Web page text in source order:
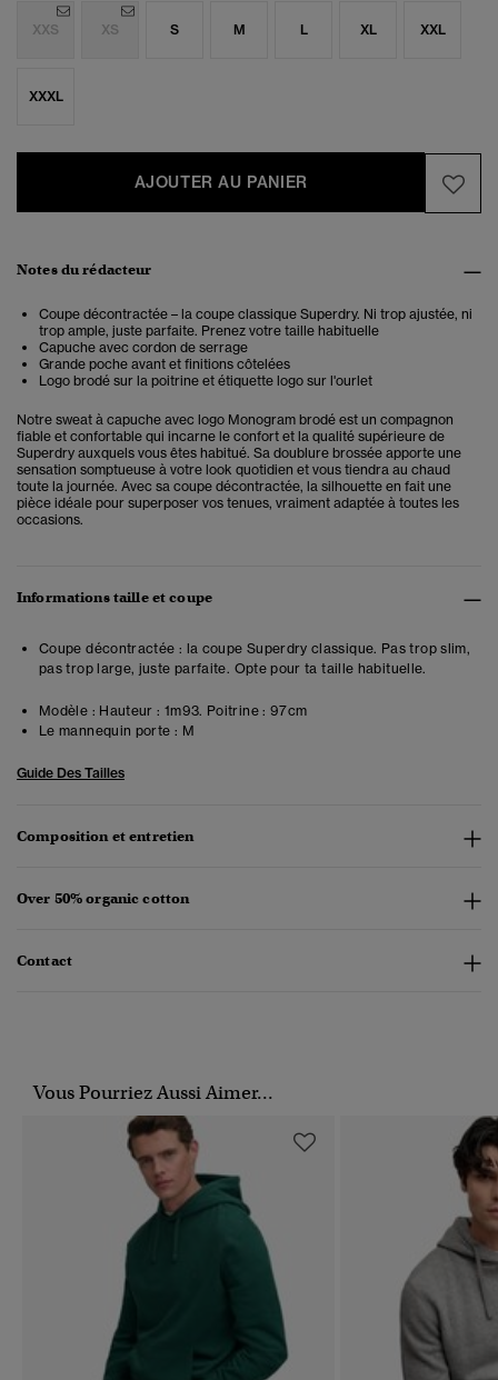
XXS XS S M L XL XXL
XXXL
AJOUTER AU PANIER
Notes du rédacteur
Coupe décontractée – la coupe classique Superdry. Ni trop ajustée, ni
trop ample, juste parfaite. Prenez votre taille habituelle
Capuche avec cordon de serrage
Grande poche avant et finitions côtelées
Logo brodé sur la poitrine et étiquette logo sur l'ourlet
Notre sweat à capuche avec logo Monogram brodé est un compagnon
fiable et confortable qui incarne le confort et la qualité supérieure de
Superdry auxquels vous êtes habitué. Sa doublure brossée apporte une
sensation somptueuse à votre look quotidien et vous tiendra au chaud
toute la journée. Avec sa coupe décontractée, la silhouette en fait une
pièce idéale pour superposer vos tenues, vraiment adaptée à toutes les
occasions.
Informations taille et coupe
Coupe décontractée : la coupe Superdry classique. Pas trop slim,
pas trop large, juste parfaite. Opte pour ta taille habituelle.
Modèle : Hauteur : 1m93. Poitrine : 97cm
Le mannequin porte : M
Guide Des Tailles
Composition et entretien
Over 50% organic cotton
Contact
Vous Pourriez Aussi Aimer...